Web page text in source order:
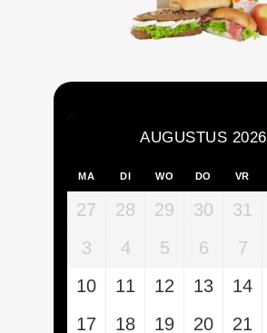
AUGUSTUS 2026
MA DI WO DO VR
27 28 29 30 31
3
4 5 6 7
10
11 12 13 14
17
18 19 20 21